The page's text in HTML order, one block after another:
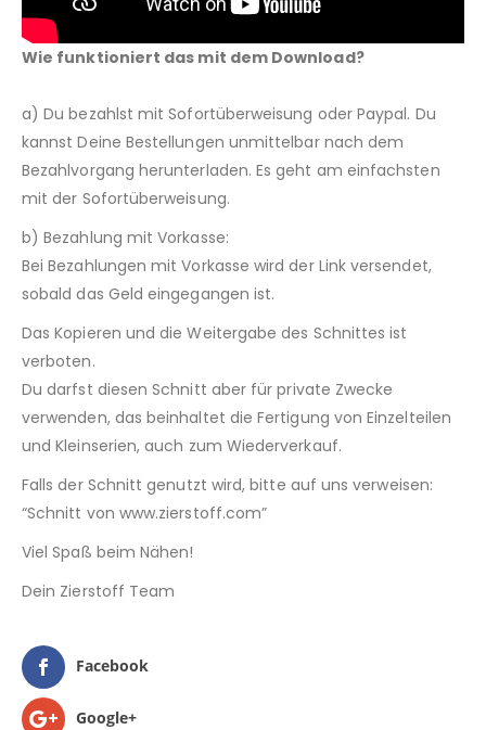
Wie funktioniert das mit dem Download?
a) Du bezahlst mit Sofortüberweisung oder Paypal. Du
kannst Deine Bestellungen unmittelbar nach dem
Bezahlvorgang herunterladen. Es geht am einfachsten
mit der Sofortüberweisung.
b) Bezahlung mit Vorkasse:
Bei Bezahlungen mit Vorkasse wird der Link versendet,
sobald das Geld eingegangen ist.
Das Kopieren und die Weitergabe des Schnittes ist
verboten.
Du darfst diesen Schnitt aber für private Zwecke
verwenden, das beinhaltet die Fertigung von Einzelteilen
und Kleinserien, auch zum Wiederverkauf.
Falls der Schnitt genutzt wird, bitte auf uns verweisen:
“Schnitt von www.zierstoff.com”
Viel Spaß beim Nähen!
Dein Zierstoff Team
Facebook
Google+